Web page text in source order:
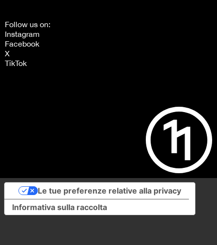
Follow us on:
Instagram
Facebook
X
TikTok
Informativa sulla raccolta
Le tue preferenze relative alla privacy